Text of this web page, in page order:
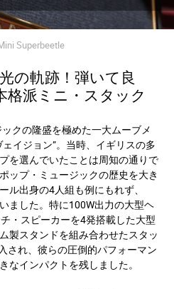
Superbeetle
の軌跡！弾いて良
格派ミニ・スタック
クの隆盛を極めた一大ムーブメ
イジョン”。当時、イギリスの多
を選んでいたことは周知の通りで
ップ・ミュージックの歴史を大き
ル出身の4人組も例にもれず、
ました。特に100W出力の大型ヘ
・スピーカーを4発搭載した大型
製スタンドを組み合わせたスタッ
され、彼らの圧倒的パフォーマン
なインパクトを残しました。